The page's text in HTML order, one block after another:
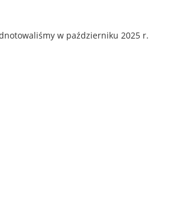
w październiku 2025 r.